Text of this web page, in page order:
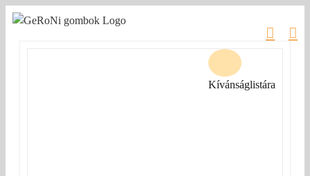
Kihagyás
Kívánságlistára